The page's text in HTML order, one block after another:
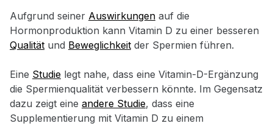
Aufgrund seiner Auswirkungen auf die
Hormonproduktion kann Vitamin D zu einer besseren
Qualität und Beweglichkeit der Spermien führen.
Eine Studie legt nahe, dass eine Vitamin-D-Ergänzung
die Spermienqualität verbessern könnte. Im Gegensatz
dazu zeigt eine andere Studie, dass eine
Supplementierung mit Vitamin D zu einem